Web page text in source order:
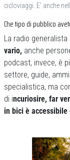
cicloviaggi. E’ anche
Che tipo di pubblico
La radio
vario, anche
podcast, invece, è
settore, guide,
specialistica, ma
di incuriosire, far
in bici è